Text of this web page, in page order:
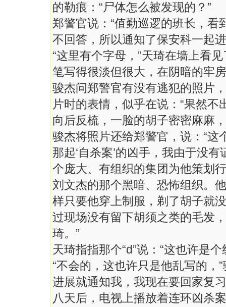
的勒痕：“尸体怎么被发现的？”
郑警官说：“值勤巡逻的班长，
不回答，所以通知了保安科一起
“这里有个字母，”天琦在墙上看
笔写得很淡但很大，在阴暗的牢
骏杰问郑警官有没有逃犯的照片
片时的表情，似乎在说：“果然
向后反梳，一脸的胡子密密麻麻
骏杰将照片还给郑警官，说：“
那起‘自杀案’的凶手，我由于没
个庞大、有组织的集团为他策划
刘文杰的那个黑暗、恐怖组织。
样只要他穿上制服，剃了胡子就
过现场没有留下胡须之类的毛发
琦。”
天琦指指那个“d”说：“这也许是个
“不会的，这也许只是他乱写的，
进展就通知我，我现在要回家复
八天后，电视上播放着连环凶杀